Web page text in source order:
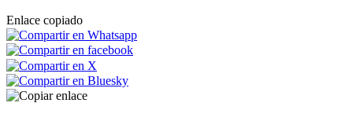
Enlace copiado